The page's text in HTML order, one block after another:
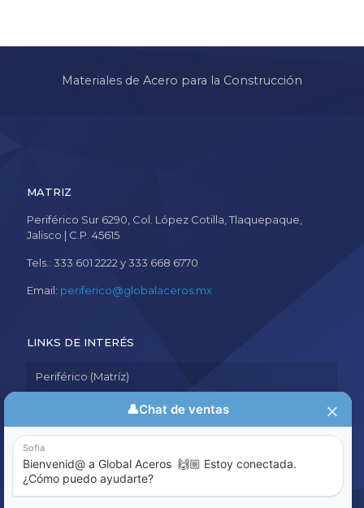
Materiales de Acero para la Construcción
MATRIZ
Periférico Sur 6290, Col. López Cotilla, Tlaquepaque,
Jalisco | C.P. 45615
Tels.: 333 601 2222 y 333 668 6770
Email: periferico@globalaceros.mx
LINKS DE INTERÉS
Periférico (Matríz)
Aviso de Privacidad
Política de Calidad
Sistema de Denuncia